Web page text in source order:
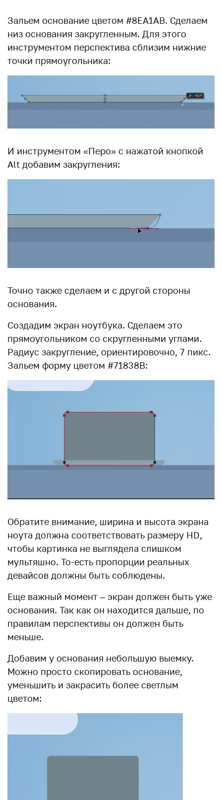
Зальем основание цветом #8EA1AB. Сделаем
низ основания закругленным. Для этого
инструментом перспектива сблизим нижние
точки прямоугольника:
И инструментом «Перо» с нажатой кнопкой
Alt добавим закругления:
Точно также сделаем и с другой стороны
основания.
Создадим экран ноутбука. Сделаем это
прямоугольником со скругленными углами.
Радиус закругление, ориентировочно, 7 пикс.
Зальем форму цветом #71838B:
Обратите внимание, ширина и высота экрана
ноута должна соответствовать размеру HD,
чтобы картинка не выглядела слишком
мультяшно. То-есть пропорции реальных
девайсов должны быть соблюдены.
Еще важный момент – экран должен быть уже
основания. Так как он находится дальше, по
правилам перспективы он должен быть
меньше.
Добавим у основания небольшую выемку.
Можно просто скопировать основание,
уменьшить и закрасить более светлым
цветом: